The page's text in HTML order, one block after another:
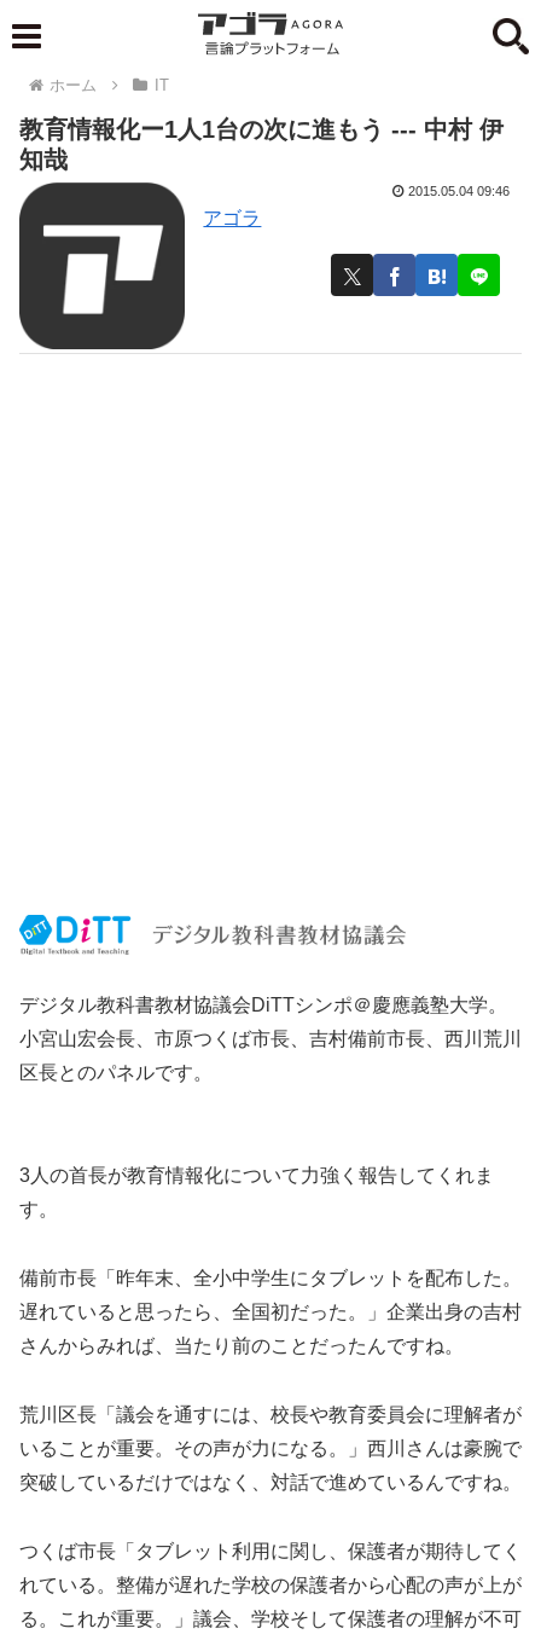
ホーム IT
教育情報化ー1人1台の次に進もう --- 中村 伊
知哉
アゴラ
2015.05.04 09:46
デジタル教科書教材協議会DiTTシンポ＠慶應義塾大学。
小宮山宏会長、市原つくば市長、吉村備前市長、西川荒川
区長とのパネルです。
3人の首長が教育情報化について力強く報告してくれま
す。
備前市長「昨年末、全小中学生にタブレットを配布した。
遅れていると思ったら、全国初だった。」企業出身の吉村
さんからみれば、当たり前のことだったんですね。
荒川区長「議会を通すには、校長や教育委員会に理解者が
いることが重要。その声が力になる。」西川さんは豪腕で
突破しているだけではなく、対話で進めているんですね。
つくば市長「タブレット利用に関し、保護者が期待してく
れている。整備が遅れた学校の保護者から心配の声が上が
る。これが重要。」議会、学校そして保護者の理解が不可